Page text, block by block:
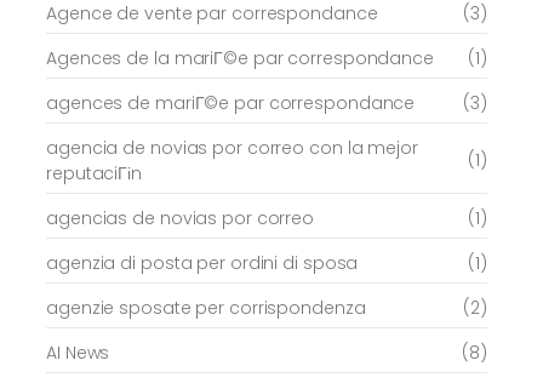
Agence de vente par correspondance
(3)
Agences de la mariГ©e par correspondance
(1)
agences de mariГ©e par correspondance
(3)
agencia de novias por correo con la mejor
reputaciГіn
(1)
agencias de novias por correo
(1)
agenzia di posta per ordini di sposa
(1)
agenzie sposate per corrispondenza
(2)
AI News
(8)